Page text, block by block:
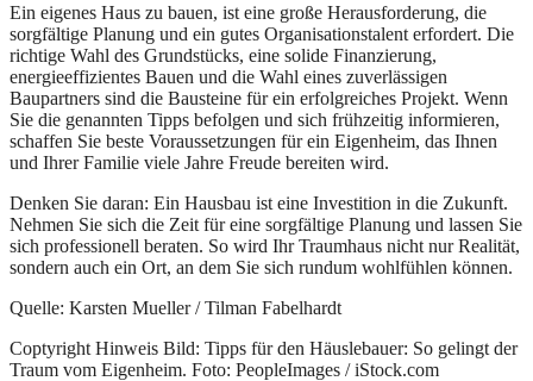
Ein eigenes Haus zu bauen, ist eine große Herausforderung, die
sorgfältige Planung und ein gutes Organisationstalent erfordert. Die
richtige Wahl des Grundstücks, eine solide Finanzierung,
energieeffizientes Bauen und die Wahl eines zuverlässigen
Baupartners sind die Bausteine für ein erfolgreiches Projekt. Wenn
Sie die genannten Tipps befolgen und sich frühzeitig informieren,
schaffen Sie beste Voraussetzungen für ein Eigenheim, das Ihnen
und Ihrer Familie viele Jahre Freude bereiten wird.
Denken Sie daran: Ein Hausbau ist eine Investition in die Zukunft.
Nehmen Sie sich die Zeit für eine sorgfältige Planung und lassen Sie
sich professionell beraten. So wird Ihr Traumhaus nicht nur Realität,
sondern auch ein Ort, an dem Sie sich rundum wohlfühlen können.
Quelle: Karsten Mueller / Tilman Fabelhardt
Coptyright Hinweis Bild: Tipps für den Häuslebauer: So gelingt der
Traum vom Eigenheim. Foto: PeopleImages / iStock.com